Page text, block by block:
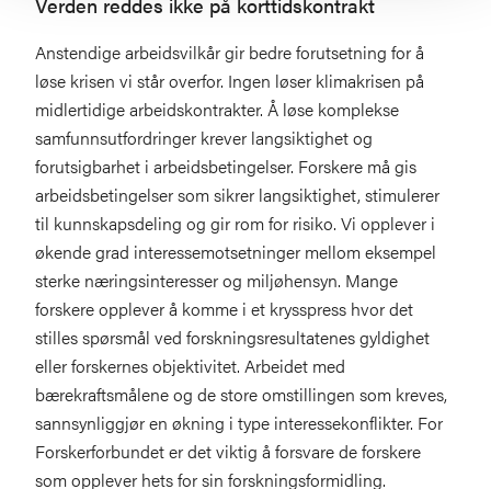
Anstendige arbeidsvilkår gir bedre forutsetning for å
løse krisen vi står overfor. Ingen løser klimakrisen på
midlertidige arbeidskontrakter. Å løse komplekse
samfunnsutfordringer krever langsiktighet og
forutsigbarhet i arbeidsbetingelser. Forskere må gis
arbeidsbetingelser som sikrer langsiktighet, stimulerer
til kunnskapsdeling og gir rom for risiko. Vi opplever i
økende grad interessemotsetninger mellom eksempel
sterke næringsinteresser og miljøhensyn. Mange
forskere opplever å komme i et krysspress hvor det
stilles spørsmål ved forskningsresultatenes gyldighet
eller forskernes objektivitet. Arbeidet med
bærekraftsmålene og de store omstillingen som kreves,
sannsynliggjør en økning i type interessekonflikter. For
Forskerforbundet er det viktig å forsvare de forskere
som opplever hets for sin forskningsformidling.